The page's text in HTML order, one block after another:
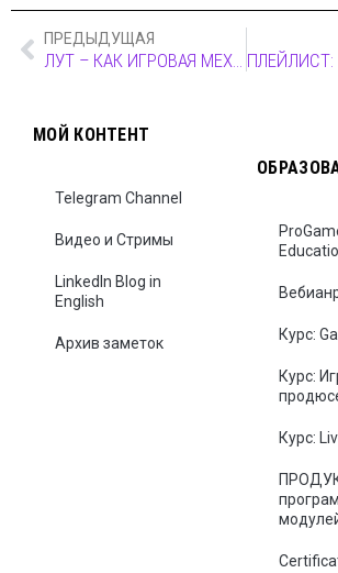
ПРЕДЫДУЩАЯ
ЛУТ – КАК ИГРОВАЯ МЕХАНИКА
МОЙ КОНТЕНТ
Telegram Channel
Видео и Стримы
LinkedIn Blog in
English
Архив заметок Курс:
Курс:
Курс: